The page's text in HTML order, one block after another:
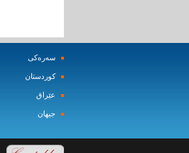
سه‌ره‌کی
کوردستان
عێراق
جیهان